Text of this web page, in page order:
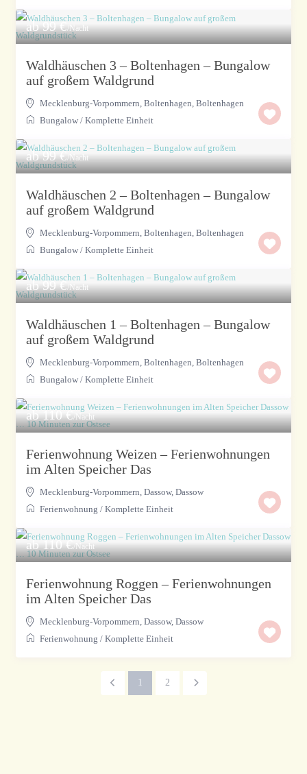
ab 99 €/Nacht
Waldhäuschen 3 – Boltenhagen – Bungalow
auf großem Waldgrund
Mecklenburg-Vorpommern, Boltenhagen,Boltenhagen
Bungalow /Komplette Einheit
ab 99 €/Nacht
Waldhäuschen 2 – Boltenhagen – Bungalow
auf großem Waldgrund
Mecklenburg-Vorpommern, Boltenhagen,Boltenhagen
Bungalow /Komplette Einheit
ab 99 €/Nacht
Waldhäuschen 1 – Boltenhagen – Bungalow
auf großem Waldgrund
Mecklenburg-Vorpommern, Boltenhagen,Boltenhagen
Bungalow /Komplette Einheit
ab 110 €/Nacht
Ferienwohnung Weizen – Ferienwohnungen
im Alten Speicher Das
Mecklenburg-Vorpommern, Dassow,Dassow
Ferienwohnung /Komplette Einheit
ab 110 €/Nacht
Ferienwohnung Roggen – Ferienwohnungen
im Alten Speicher Das
Mecklenburg-Vorpommern, Dassow,Dassow
Ferienwohnung /Komplette Einheit
1 2